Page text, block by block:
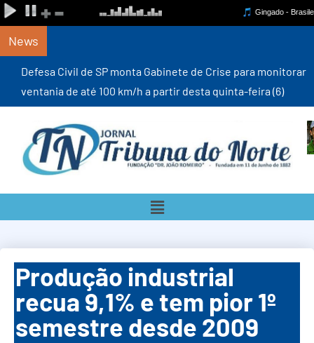
News
Defesa Civil de SP monta Gabinete de Crise para monitorar
ventania de até 100 km/h a partir desta quinta-feira (6)
Produção industrial
recua 9,1% e tem pior 1º
semestre desde 2009